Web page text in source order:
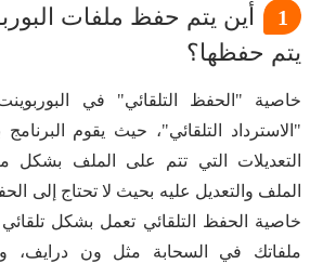
1
أين يتم حفظ ملفات
يتم حفظها؟
خاصية "الحفظ التلقائي" في
"الاسترداد التلقائي"، حيث يقوم
التعديلات التي تتم على الملف بشكل
الملف والتعديل عليه بحيث لا تحتاج إلى
خاصية الحفظ التلقائي تعمل بشكل
ملفاتك في السحابة مثل ون درايف،